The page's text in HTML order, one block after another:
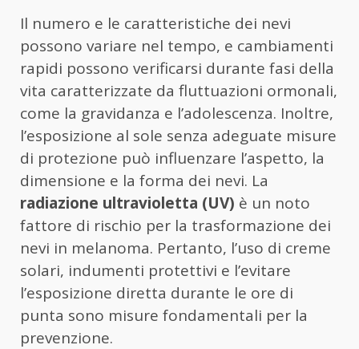
Il numero e le caratteristiche dei nevi
possono variare nel tempo, e cambiamenti
rapidi possono verificarsi durante fasi della
vita caratterizzate da fluttuazioni ormonali,
come la gravidanza e l’adolescenza. Inoltre,
l’esposizione al sole senza adeguate misure
di protezione può influenzare l’aspetto, la
dimensione e la forma dei nevi. La
radiazione ultravioletta (UV) è un noto
fattore di rischio per la trasformazione dei
nevi in melanoma. Pertanto, l’uso di creme
solari, indumenti protettivi e l’evitare
l’esposizione diretta durante le ore di
punta sono misure fondamentali per la
prevenzione.